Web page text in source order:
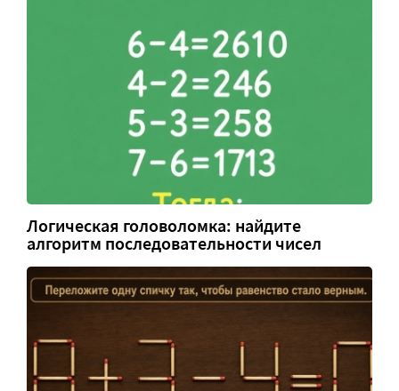
Логическая головоломка: найдите
алгоритм последовательности чисел